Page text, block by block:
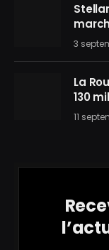
3
La
130
11